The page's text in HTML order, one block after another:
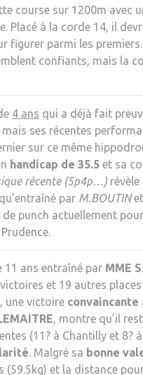
course sur 1200m avec
Placé à la corde 14, il
figurer parmi les premiers.
confiants, mais la
4 ans qui a déjà fait
mais ses récentes
sur ce même
handicap de 35.5et sa
récente (5p4p…)révèle
par M.BOUTIN
punch actuellement
11 ans entraîné par MME
et 19 autres
une victoire convaincante
, montre qu’il
(11? à Chantilly et 8?
. Malgré sa bonne
(59.5kg) et la distance